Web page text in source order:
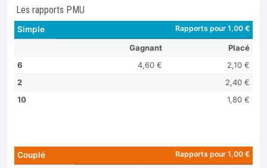
Les rapports PMU
Simple Rapports pour 1,00 €
Gagnant
Placé
6
4,60 €
2,10 €
2
2,40 €
10
1,80 €
Couplé Rapports pour 1,00 €